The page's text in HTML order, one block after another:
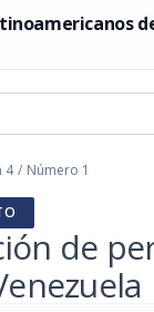
4 / Número 1
de